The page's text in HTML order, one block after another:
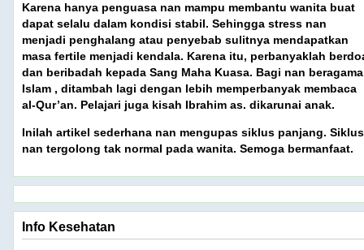
Karena hanya penguasa nan mampu membantu wanita buat
dapat selalu dalam kondisi stabil. Sehingga stress nan
menjadi penghalang atau penyebab sulitnya mendapatkan
masa fertile menjadi kendala. Karena itu, perbanyaklah
dan beribadah kepada Sang Maha Kuasa. Bagi nan beragama
Islam , ditambah lagi dengan lebih memperbanyak membaca
al-Qur’an. Pelajari juga kisah Ibrahim as. dikarunai anak.
Inilah artikel sederhana nan mengupas siklus panjang. Siklus
nan tergolong tak normal pada wanita. Semoga bermanfaat.
Info Kesehatan